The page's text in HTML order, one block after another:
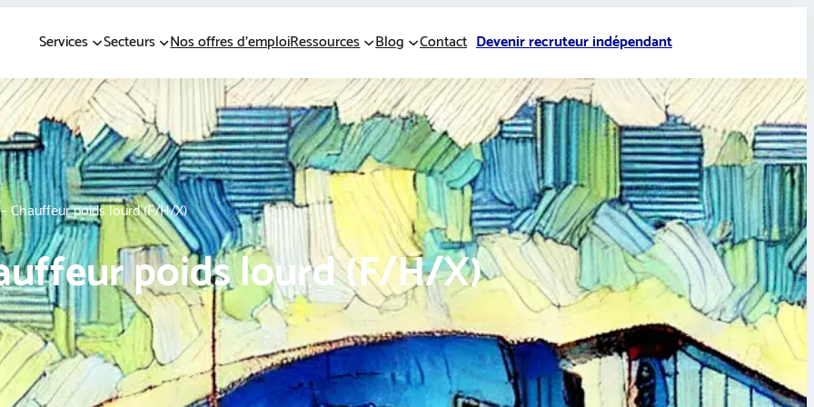
Services Secteurs Nos offres d’emploiRessources Blog Contact Devenir recruteur indépendant
Chauffeur poids lourd (F/H/X)
poids lourd (F/H/X)